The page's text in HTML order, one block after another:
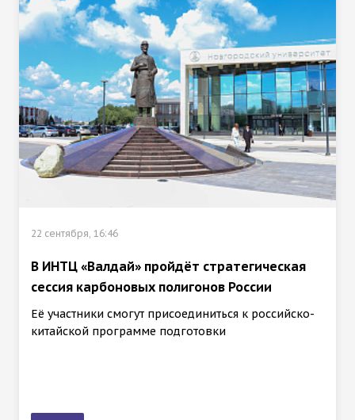
22 сентября, 16:46
В ИНТЦ «Валдай» пройдёт стратегическая
сессия карбоновых полигонов России
Её участники смогут присоединиться к российско-
китайской программе подготовки